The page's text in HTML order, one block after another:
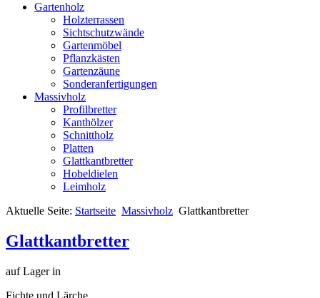
Gartenholz
Holzterrassen
Sichtschutzwände
Gartenmöbel
Pflanzkästen
Gartenzäune
Sonderanfertigungen
Massivholz
Profilbretter
Kanthölzer
Schnittholz
Platten
Glattkantbretter
Hobeldielen
Leimholz
Aktuelle Seite: Startseite Massivholz Glattkantbretter
Glattkantbretter
auf Lager in